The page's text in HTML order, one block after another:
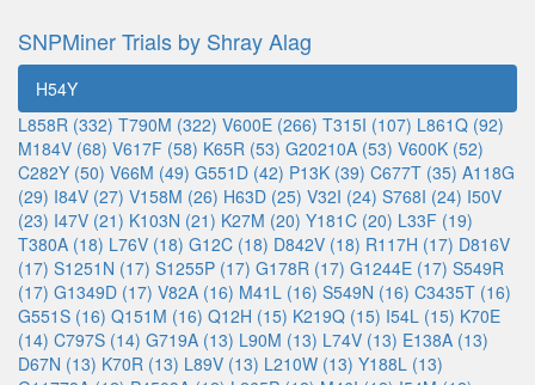
SNPMiner Trials by Shray Alag
H54Y
L858R (332) T790M (322) V600E (266) T315I (107) L861Q (92)
M184V (68) V617F (58) K65R (53) G20210A (53) V600K (52)
C282Y (50) V66M (49) G551D (42) P13K (39) C677T (35) A118G
(29) I84V (27) V158M (26) H63D (25) V32I (24) S768I (24) I50V
(23) I47V (21) K103N (21) K27M (20) Y181C (20) L33F (19)
T380A (18) L76V (18) G12C (18) D842V (18) R117H (17) D816V
(17) S1251N (17) S1255P (17) G178R (17) G1244E (17) S549R
(17) G1349D (17) V82A (16) M41L (16) S549N (16) C3435T (16)
G551S (16) Q151M (16) Q12H (15) K219Q (15) I54L (15) K70E
(14) C797S (14) G719A (13) L90M (13) L74V (13) E138A (13)
D67N (13) K70R (13) L89V (13) L210W (13) Y188L (13)